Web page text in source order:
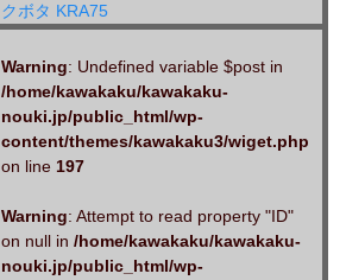
クボタ KRA75
Warning: Undefined variable $post in
/home/kawakaku/kawakaku-
nouki.jp/public_html/wp-
content/themes/kawakaku3/wiget.php
on line 197
Warning: Attempt to read property "ID"
on null in /home/kawakaku/kawakaku-
nouki.jp/public_html/wp-